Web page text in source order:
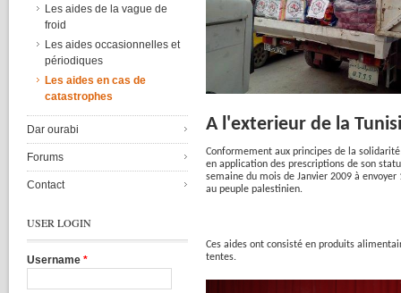
A l'exterieur de la
Conformement aux principes de la solidarité
en application des prescriptions de son
semaine du mois de Janvier 2009 à envoyer
au peuple palestinien.
Ces aides ont consisté en produits
tentes.
Les aides de la vague de
froid
Les aides occasionnelles et
périodiques
Les aides en cas de
catastrophes
Dar ourabi
Forums
Contact
USER LOGIN
Username *